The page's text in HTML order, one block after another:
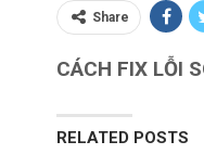
Share
CÁCH FIX LỖI
RELATED POSTS